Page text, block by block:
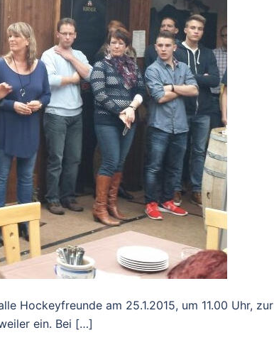
Hockeyfreunde am 25.1.2015, um 11.00 Uhr, zur
ein. Bei […]